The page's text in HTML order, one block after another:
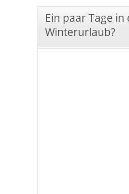
Ein paar Tage in
Winterurlaub?